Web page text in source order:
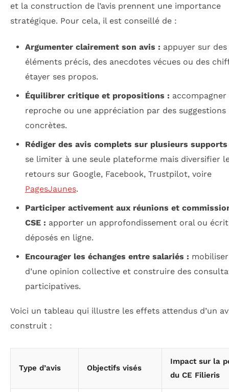
et la construction de l’avis prennent une importance
stratégique. Pour cela, il est conseillé de :
Argumenter clairement son avis : appuyer sur des
éléments précis, des anecdotes vécues ou des
étayer ses propos.
Équilibrer critique et propositions : accompagner
reproche ou une appréciation par des suggestions
concrètes.
Rédiger des avis complets sur plusieurs supports
se limiter à une seule plateforme mais diversifier
retours sur Google, Facebook, Trustpilot, voire
PagesJaunes.
Participer activement aux réunions et
CSE : apporter un approfondissement oral ou écrit
déposés en ligne.
Encourager les échanges entre salariés :
d’une opinion collective et construire des
participatives.
Voici un tableau qui illustre les effets attendus d’un
construit :
Type d’avis Objectifs visés
Impact sur la
du CE Filieris